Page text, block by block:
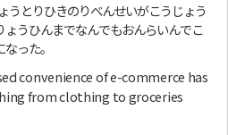
うとりひきのりべんせいがこうじょう
うひんまでなんでもおんらいんでこ
った。
convenience of e-commerce has
from clothing to groceries